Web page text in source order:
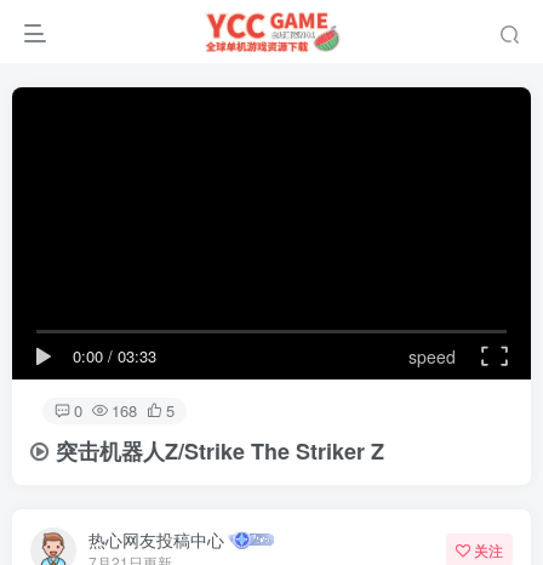
0:00 / 03:33 speed
0 168 5
突击机器人Z/Strike The Striker Z
热心网友投稿中心 关注